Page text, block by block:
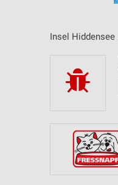
Insel Hiddensee